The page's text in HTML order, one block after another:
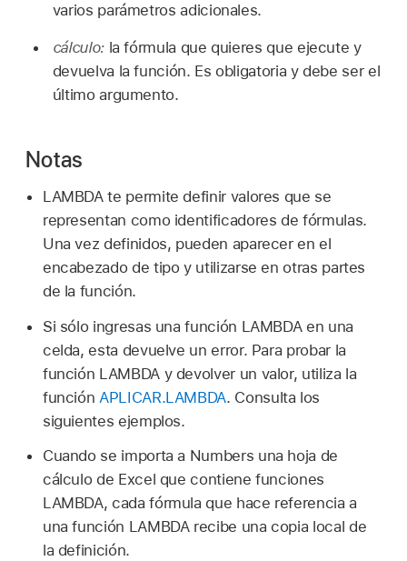
varios parámetros adicionales.
cálculo: la fórmula que quieres que ejecute y
devuelva la función. Es obligatoria y debe ser el
último argumento.
Notas
LAMBDA te permite definir valores que se
representan como identificadores de fórmulas.
Una vez definidos, pueden aparecer en el
encabezado de tipo y utilizarse en otras partes
de la función.
Si sólo ingresas una función LAMBDA en una
celda, esta devuelve un error. Para probar la
función LAMBDA y devolver un valor, utiliza la
función APLICAR.LAMBDA. Consulta los
siguientes ejemplos.
Cuando se importa a Numbers una hoja de
cálculo de Excel que contiene funciones
LAMBDA, cada fórmula que hace referencia a
una función LAMBDA recibe una copia local de
la definición.